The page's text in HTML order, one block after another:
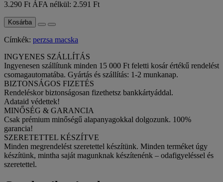
3.290 FtÁFA nélkül: 2.591 Ft
Kosárba
Címkék: perzsa macska
INGYENES SZÁLLÍTÁS
Ingyenesen szállítunk minden 15 000 Ft feletti kosár értékű rendelést
csomagautomatába. Gyártás és szállítás: 1-2 munkanap.
BIZTONSÁGOS FIZETÉS
Rendeléskor biztonságosan fizethetsz bankkártyáddal.
Adataid védettek!
MINŐSÉG & GARANCIA
Csak prémium minőségű alapanyagokkal dolgozunk. 100%
garancia!
SZERETETTEL KÉSZÍTVE
Minden megrendelést szeretettel készítünk. Minden terméket úgy
készítünk, mintha saját magunknak készítenénk – odafigyeléssel és
szeretettel.